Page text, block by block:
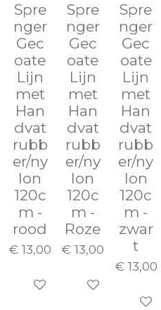
Spre
nger
Gec
oate
Lijn
met
Han
dvat
rubb
er/ny
lon
120c
m -
rood
€ 13,00
In winkelwagen
Spre
nger
Gec
oate
Lijn
met
Han
dvat
rubb
er/ny
lon
120c
m -
Roze
€ 13,00
In
Spre
nger
Gec
oate
Lijn
met
Han
dvat
rubb
er/ny
lon
120c
m -
zwar
t
€ 13,00
In